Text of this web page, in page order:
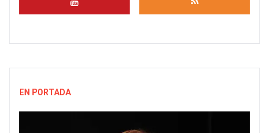
EN PORTADA